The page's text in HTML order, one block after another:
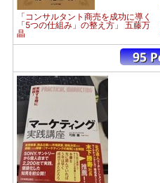
「コンサルタント商売を成功に導く
「5つの仕組み」の整え方」 五藤万
晶